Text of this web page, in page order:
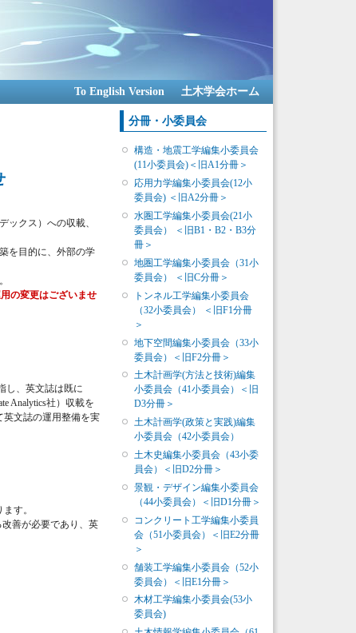
To English Version 土木学会ホーム
ックス）への収載、
を目的に、外部の学
の変更はございませ
し、英文誌は既に
Analytics社）収載を
英文誌の運用整備を実
す。
善が必要であり、英
分冊・小委員会
構造・地震工学編集小委員会
(11小委員会)＜旧A1分冊＞
応用力学編集小委員会(12小
委員会) ＜旧A2分冊＞
水圏工学編集小委員会(21小
委員会） ＜旧B1・B2・B3分
冊＞
地圏工学編集小委員会（31小
委員会） ＜旧C分冊＞
トンネル工学編集小委員会
（32小委員会） ＜旧F1分冊
＞
地下空間編集小委員会（33小
委員会）＜旧F2分冊＞
土木計画学(方法と技術)編集
小委員会（41小委員会）＜旧
D3分冊＞
土木計画学(政策と実践)編集
小委員会（42小委員会）
土木史編集小委員会（43小委
員会）＜旧D2分冊＞
景観・デザイン編集小委員会
（44小委員会）＜旧D1分冊＞
コンクリート工学編集小委員
会（51小委員会）＜旧E2分冊
＞
舗装工学編集小委員会（52小
委員会）＜旧E1分冊＞
木材工学編集小委員会(53小
委員会)